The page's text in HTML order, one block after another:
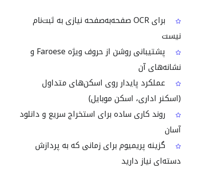
برای OCR صفحه‌به‌صفحه نیازی به ثبت‌نام
نیست
پشتیبانی روشن از حروف ویژه Faroese و
نشانه‌های آن
عملکرد پایدار روی اسکن‌های متداول
(اسکنر اداری، اسکن موبایل)
روند کاری ساده برای استخراج سریع و دانلود
آسان
گزینه پریمیوم برای زمانی که به پردازش
دسته‌ای نیاز دارید